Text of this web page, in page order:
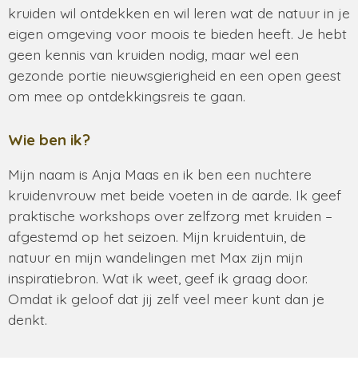
kruiden wil ontdekken en wil leren wat de natuur in je
eigen omgeving voor moois te bieden heeft. Je hebt
geen kennis van kruiden nodig, maar wel een
gezonde portie nieuwsgierigheid en een open geest
om mee op ontdekkingsreis te gaan.
Wie ben ik?
Mijn naam is Anja Maas en ik ben een nuchtere
kruidenvrouw met beide voeten in de aarde. Ik geef
praktische workshops over zelfzorg met kruiden –
afgestemd op het seizoen. Mijn kruidentuin, de
natuur en mijn wandelingen met Max zijn mijn
inspiratiebron. Wat ik weet, geef ik graag door.
Omdat ik geloof dat jij zelf veel meer kunt dan je
denkt.